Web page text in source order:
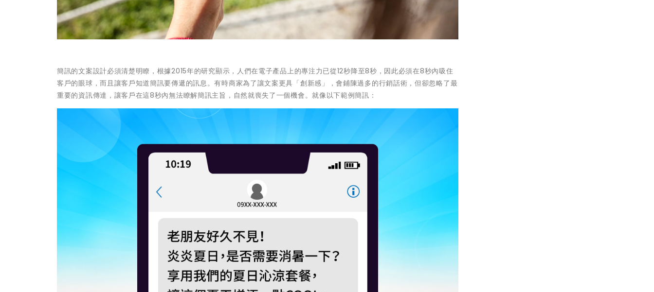
簡訊的文案設計必須清楚明瞭，根據2015年的研究顯示，人們在電子產品上的專注力已從12秒降至8秒，因此必須在8秒內吸住
客戶的眼球，而且讓客戶知道簡訊要傳遞的訊息。有時商家為了讓文案更具「創新感」，會鋪陳過多的行銷話術，但卻忽略了最
重要的資訊傳達，讓客戶在這8秒內無法瞭解簡訊主旨，自然就喪失了一個機會。就像以下範例簡訊：